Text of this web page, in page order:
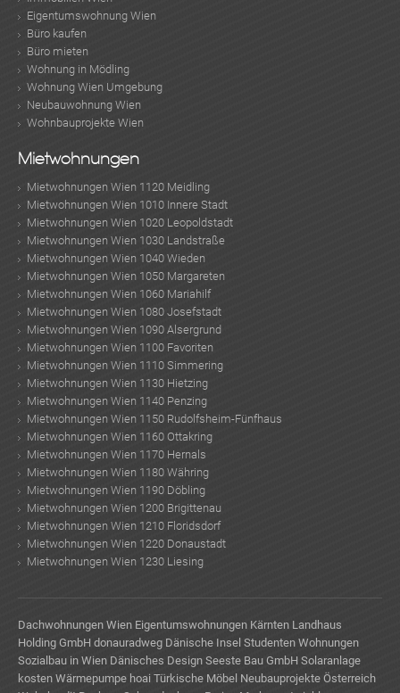
Eigentumswohnung Wien
Büro kaufen
Büro mieten
Wohnung in Mödling
Wohnung Wien Umgebung
Neubauwohnung Wien
Wohnbauprojekte Wien
Mietwohnungen
Mietwohnungen Wien 1120 Meidling
Mietwohnungen Wien 1010 Innere Stadt
Mietwohnungen Wien 1020 Leopoldstadt
Mietwohnungen Wien 1030 Landstraße
Mietwohnungen Wien 1040 Wieden
Mietwohnungen Wien 1050 Margareten
Mietwohnungen Wien 1060 Mariahilf
Mietwohnungen Wien 1080 Josefstadt
Mietwohnungen Wien 1090 Alsergrund
Mietwohnungen Wien 1100 Favoriten
Mietwohnungen Wien 1110 Simmering
Mietwohnungen Wien 1130 Hietzing
Mietwohnungen Wien 1140 Penzing
Mietwohnungen Wien 1150 Rudolfsheim-Fünfhaus
Mietwohnungen Wien 1160 Ottakring
Mietwohnungen Wien 1170 Hernals
Mietwohnungen Wien 1180 Währing
Mietwohnungen Wien 1190 Döbling
Mietwohnungen Wien 1200 Brigittenau
Mietwohnungen Wien 1210 Floridsdorf
Mietwohnungen Wien 1220 Donaustadt
Mietwohnungen Wien 1230 Liesing
Dachwohnungen Wien Eigentumswohnungen Kärnten Landhaus
Holding GmbH donauradweg Dänische Insel Studenten Wohnungen
Sozialbau in Wien Dänisches Design Seeste Bau GmbH Solaranlage
kosten Wärmepumpe hoai Türkische Möbel Neubauprojekte Österreich